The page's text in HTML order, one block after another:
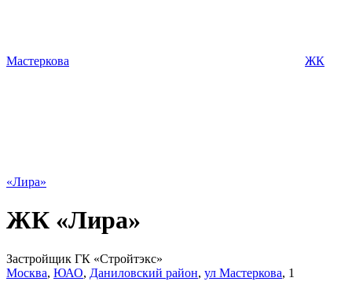
Мастеркова ЖК
«Лира»
ЖК «Лира»
Застройщик ГК «Стройтэкс»
Москва, ЮАО, Даниловский район, ул Мастеркова, 1